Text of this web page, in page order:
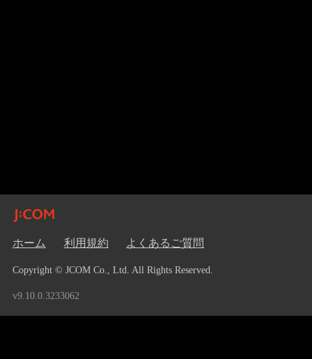
ホーム 利用規約 よくあるご質問
Copyright © JCOM Co., Ltd. All Rights Reserved.
v9.10.0.3233062